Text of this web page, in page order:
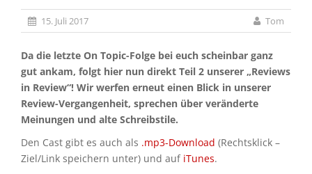
Impressum
Discord
15. Juli 2017 Tom
Da die letzte On Topic-Folge bei euch scheinbar ganz
gut ankam, folgt hier nun direkt Teil 2 unserer „Reviews
in Review“! Wir werfen erneut einen Blick in unserer
Review-Vergangenheit, sprechen über veränderte
Meinungen und alte Schreibstile.
Den Cast gibt es auch als .mp3-Download (Rechtsklick –
Ziel/Link speichern unter) und auf iTunes.